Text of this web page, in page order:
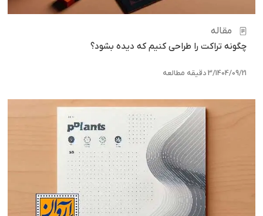
مقاله
چگونه تراکت را طراحی کنیم که دیده بشود؟
1404/09/21
/3 دقیقه مطالعه